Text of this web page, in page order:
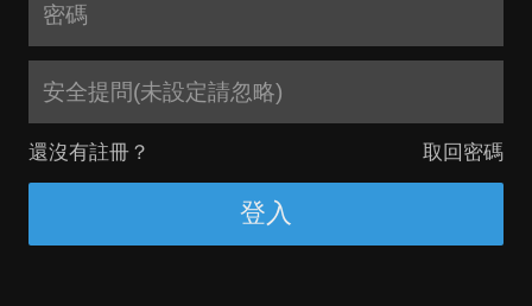
安全提問(未設定請忽略)
還沒有註冊？ 取回密碼
登入